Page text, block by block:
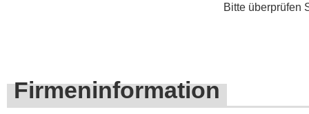
Bitte überprüfen
Firmeninformation